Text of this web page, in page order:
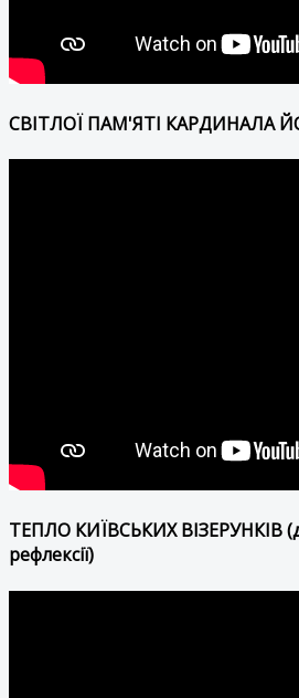
СВІТЛОЇ ПАМ'ЯТІ КАРДИНАЛА
ТЕПЛО КИЇВСЬКИХ ВІЗЕРУНКІВ
рефлексії)